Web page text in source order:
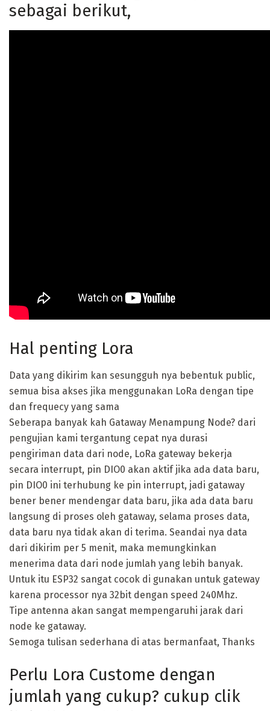
sebagai berikut,
Hal penting Lora
Data yang dikirim kan sesungguh nya bebentuk public,
semua bisa akses jika menggunakan LoRa dengan tipe
dan frequecy yang sama
Seberapa banyak kah Gataway Menampung Node? dari
pengujian kami tergantung cepat nya durasi
pengiriman data dari node, LoRa gateway bekerja
secara interrupt, pin DIO0 akan aktif jika ada data baru,
pin DIO0 ini terhubung ke pin interrupt, jadi gataway
bener bener mendengar data baru, jika ada data baru
langsung di proses oleh gataway, selama proses data,
data baru nya tidak akan di terima. Seandai nya data
dari dikirim per 5 menit, maka memungkinkan
menerima data dari node jumlah yang lebih banyak.
Untuk itu ESP32 sangat cocok di gunakan untuk gateway
karena processor nya 32bit dengan speed 240Mhz.
Tipe antenna akan sangat mempengaruhi jarak dari
node ke gataway.
Semoga tulisan sederhana di atas bermanfaat, Thanks
Perlu Lora Custome dengan
jumlah yang cukup? cukup clik